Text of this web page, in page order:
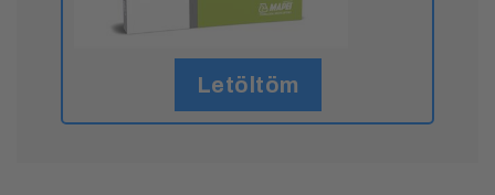
Letöltöm